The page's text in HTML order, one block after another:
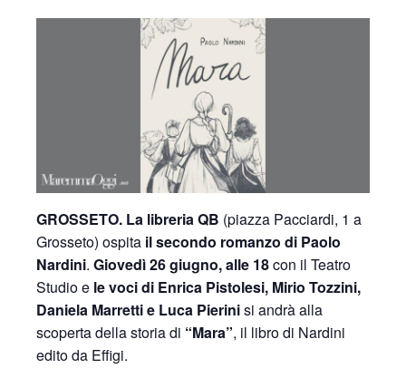
GROSSETO. La libreria QB (piazza Pacciardi, 1 a
Grosseto) ospita il secondo romanzo di Paolo
Nardini. Giovedì 26 giugno, alle 18con il Teatro
Studio e le voci di Enrica Pistolesi, Mirio Tozzini,
Daniela Marretti e Luca Pierinisi andrà alla
scoperta della storia di “Mara”, il libro di Nardini
edito da Effigi.